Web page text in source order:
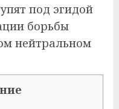
под эгидой
борьбы
нейтральном